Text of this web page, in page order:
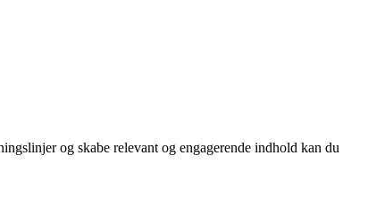
og skabe relevant og engagerende indhold kan du